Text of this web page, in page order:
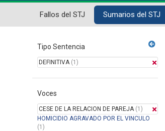
Fallos del STJ Sumarios del STJ
Tipo Sentencia
DEFINITIVA(1)
Voces
CESE DE LA RELACION DE PAREJA(1)
HOMICIDIO AGRAVADO POR EL VINCULO
(1)